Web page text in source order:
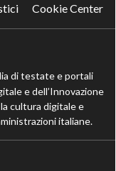
Cookie Center
di testate e portali
e dell’Innovazione
cultura digitale e
italiane.